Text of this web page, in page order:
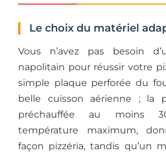
Le choix du matériel
Vous n’avez pas besoin
napolitain pour réussir votre
simple plaque perforée du
belle cuisson aérienne ; la
préchauffée au moins
température maximum,
façon pizzéria, tandis qu’un